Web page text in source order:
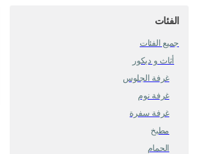
الفئات
جميع الفئات
أثاث و ديكور
غرفة الجلوس
غرفة نوم
غرفة سفرة
مطبخ
الحمام